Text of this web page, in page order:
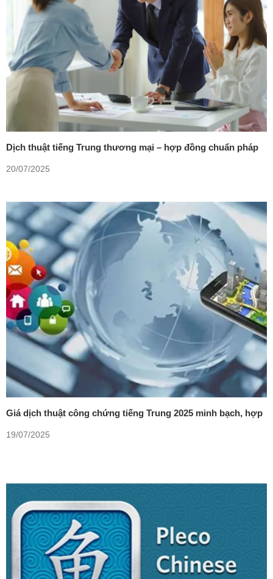
Dịch thuật tiếng Trung thương mại – hợp đồng chuẩn pháp
20/07/2025
Giá dịch thuật công chứng tiếng Trung 2025 minh bạch, hợp
19/07/2025